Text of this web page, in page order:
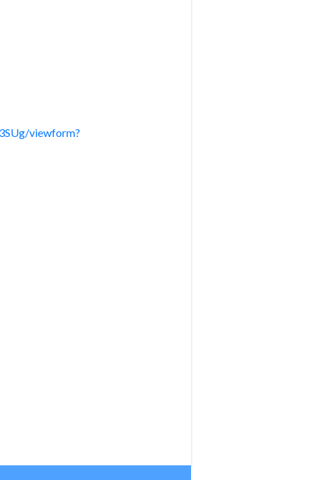
viewform?